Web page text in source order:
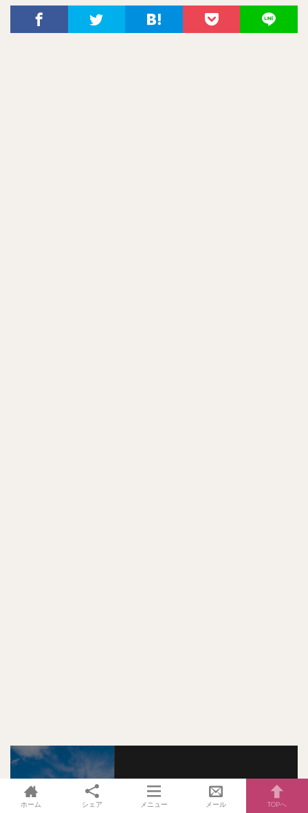
最新情報をチェックしよう！
ホーム シェア メニュー メール TOPへ